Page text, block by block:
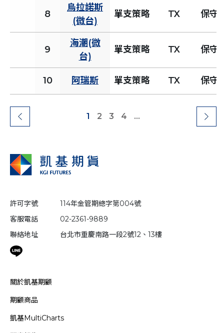
8
烏拉諾斯
(微台)
單支策略 TX 保守
9
海潮(微
台)
單支策略 TX 保守
10 阿瑞斯 單支策略 TX 保守
1 2 3 4 ...
許可字號
114年金管期總字第004號
客服電話
02-2361-9889
聯絡地址
台北市重慶南路一段2號12、13樓
關於凱基期顧
期顧商品
凱基MultiCharts